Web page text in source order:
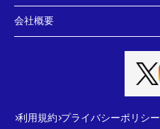
会社概要
利用規約 プライバシーポリシー